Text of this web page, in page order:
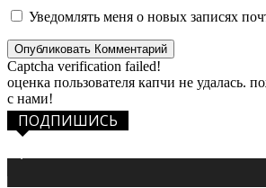
Уведомлять меня о новых записях
Captcha verification failed!
оценка пользователя капчи не удалась.
с нами!
ПОДПИШИСЬ